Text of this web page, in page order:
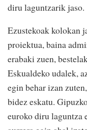
diru laguntzarik jaso.
Ezustekoak kolokan
proiektua, baina
erabaki zuen,
Eskualdeko udalek,
egin behar izan
bidez eskatu.
euroko diru laguntza